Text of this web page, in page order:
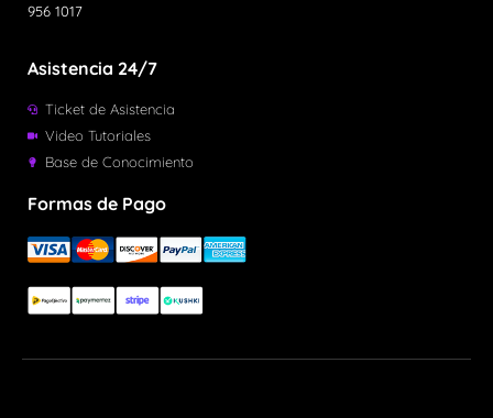
956 1017
Asistencia 24/7
Ticket de Asistencia
Video Tutoriales
Base de Conocimiento
Formas de Pago